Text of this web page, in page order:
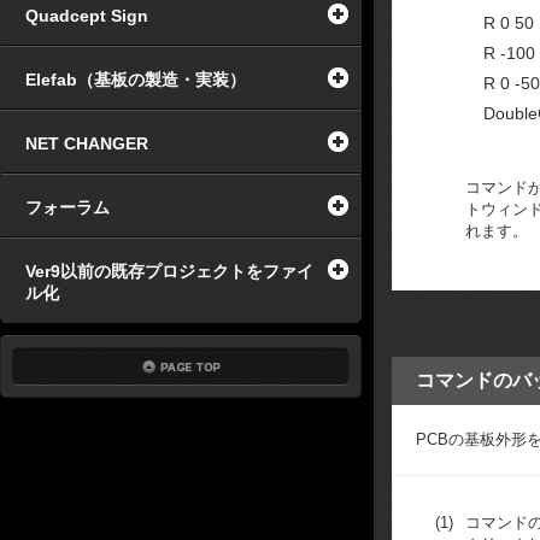
Quadcept Sign
Elefab（基板の製造・実装）
NET CHANGER
フォーラム
Ver9以前の既存プロジェクトをファイ
ル化
R 0 50
R -100
R 0 -50
コマンド
トウィン
れます。
コマンドのバ
PCBの基板外形
(1)
コマンド